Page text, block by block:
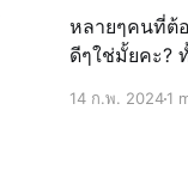
หลายๆคนที่ต้
ดีๆใช่มั้ยคะ?
14 ก.พ. 20241